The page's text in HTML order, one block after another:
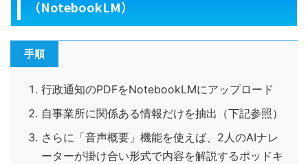
（NotebookLM）
手順
行政通知のPDFをNotebookLMにアップロード
自事業所に関係ある情報だけを抽出（下記参照）
さらに「音声概要」機能を使えば、2人のAIナレ
ーターが掛け合い形式で内容を解説するポッドキ